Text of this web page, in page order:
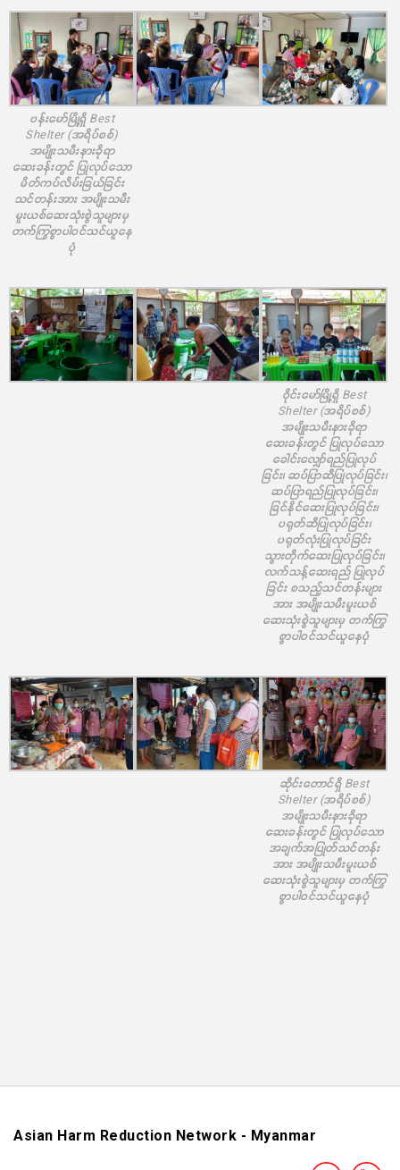
ဗန်းမော်မြို့ရှိ Best
Shelter (အရိပ်စစ်)
အမျိုးသမီးနားခိုရာ
ဆေးခန်းတွင် ပြုလုပ်သော
မိတ်ကပ်လိမ်းခြယ်ခြင်း
သင်တန်းအား အမျိုးသမီး
မူးယစ်ဆေးသုံးစွဲသူများမှ
တက်ကြွစွာပါဝင်သင်ယူနေ
ပုံ
ဝိုင်းမော်မြို့ရှိ Best
Shelter (အရိပ်စစ်)
အမျိုးသမီးနားခိုရာ
ဆေးခန်းတွင် ပြုလုပ်သော
ခေါင်းလျှော်ရည်ပြုလုပ်
ခြင်း၊ ဆပ်ပြာဆီပြုလုပ်ခြင်း၊
ဆပ်ပြာရည်ပြုလုပ်ခြင်း၊
ခြင်နိုင်ဆေးပြုလုပ်ခြင်း၊
ပရုတ်ဆီပြုလုပ်ခြင်း၊
ပရုတ်လုံးပြုလုပ်ခြင်း
သွားတိုက်ဆေးပြုလုပ်ခြင်း၊
လက်သန့်ဆေးရည် ပြုလုပ်
ခြင်း စသည့်သင်တန်းများ
အား အမျိုးသမီးမူးယစ်
ဆေးသုံးစွဲသူများမှ တက်ကြွ
စွာပါဝင်သင်ယူနေပုံ
ဆိုင်းတောင်ရှိ Best
Shelter (အရိပ်စစ်)
အမျိုးသမီးနားခိုရာ
ဆေးခန်းတွင် ပြုလုပ်သော
အချက်အပြုတ်သင်တန်း
အား အမျိုးသမီးမူးယစ်
ဆေးသုံးစွဲသူများမှ တက်ကြွ
စွာပါဝင်သင်ယူနေပုံ
Asian Harm Reduction Network - Myanmar